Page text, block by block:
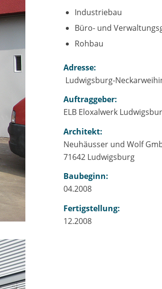
Industriebau
Büro- und
Rohbau
Adresse:
Ludwigsburg-
Auftraggeber:
ELB Eloxalwerk
Architekt:
Neuhäusser und Wolf
71642 Ludwigsburg
Baubeginn:
04.2008
Fertigstellung:
12.2008